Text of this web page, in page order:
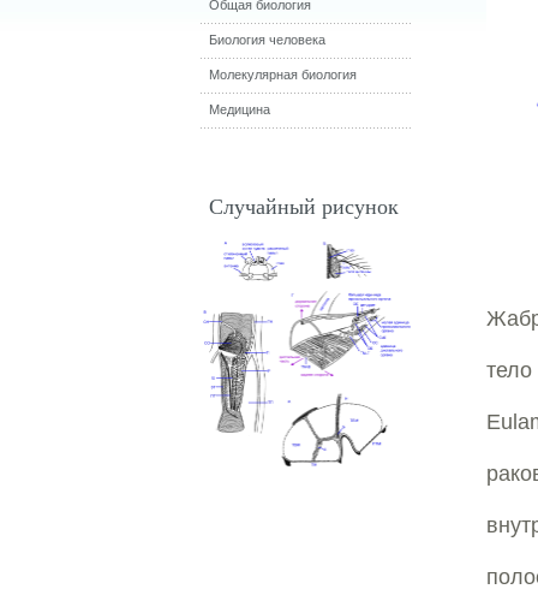
Общая биология
Биология человека
Молекулярная биология
Медицина
Случайный рисунок